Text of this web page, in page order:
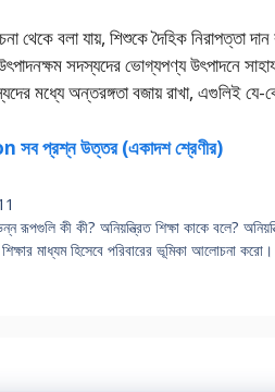
থেকে বলা যায়, শিশুকে দৈহিক নিরাপত্তা
সদস্যদের ভােগ্যপণ্য উৎপাদনে
মধ্যে অন্তরঙ্গতা বজায় রাখা, এগুলিই যে-
প্রশ্ন উত্তর (একাদশ শ্রেণীর)
রূপগুলি কী কী? অনিয়ন্ত্রিত শিক্ষা কাকে বলে?
মাধ্যম হিসেবে পরিবারের ভূমিকা আলােচনা করাে।